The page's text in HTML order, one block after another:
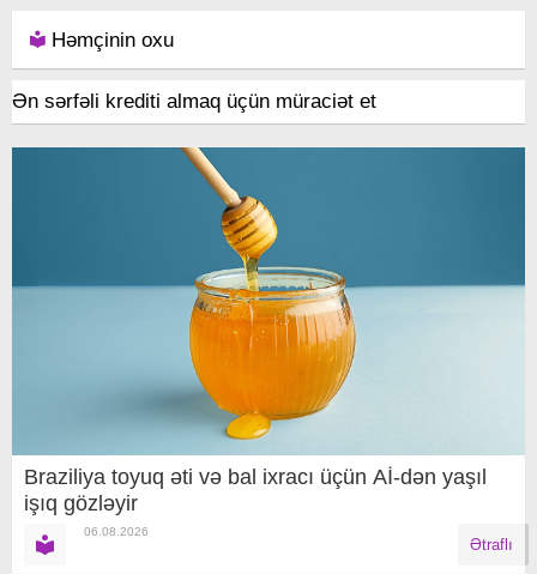
Həmçinin oxu
Ən sərfəli krediti almaq üçün müraciət et
Braziliya toyuq əti və bal ixracı üçün Aİ-dən yaşıl
işıq gözləyir
06.08.2026
Ətraflı